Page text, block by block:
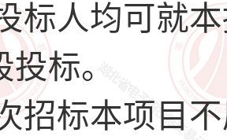
标人均可就
标。
招标本项目